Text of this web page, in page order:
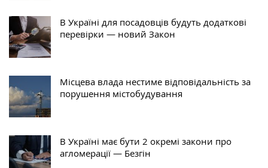
В Україні для посадовців будуть додаткові
перевірки — новий Закон
Місцева влада нестиме відповідальність за
порушення містобудування
В Україні має бути 2 окремі закони про
агломерації — Безгін